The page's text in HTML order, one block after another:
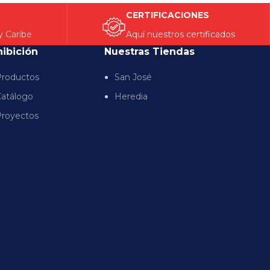
Caribe
CERTIFICACIONES
Aquí nuestros certificados
Nuestras Tiendas
San José
Heredia